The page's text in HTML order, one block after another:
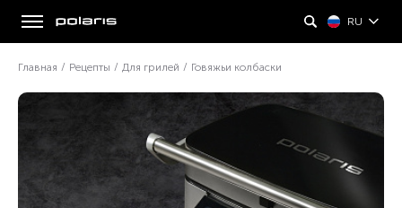
RU
Главная / Рецепты / Для грилей / Говяжьи колбаски